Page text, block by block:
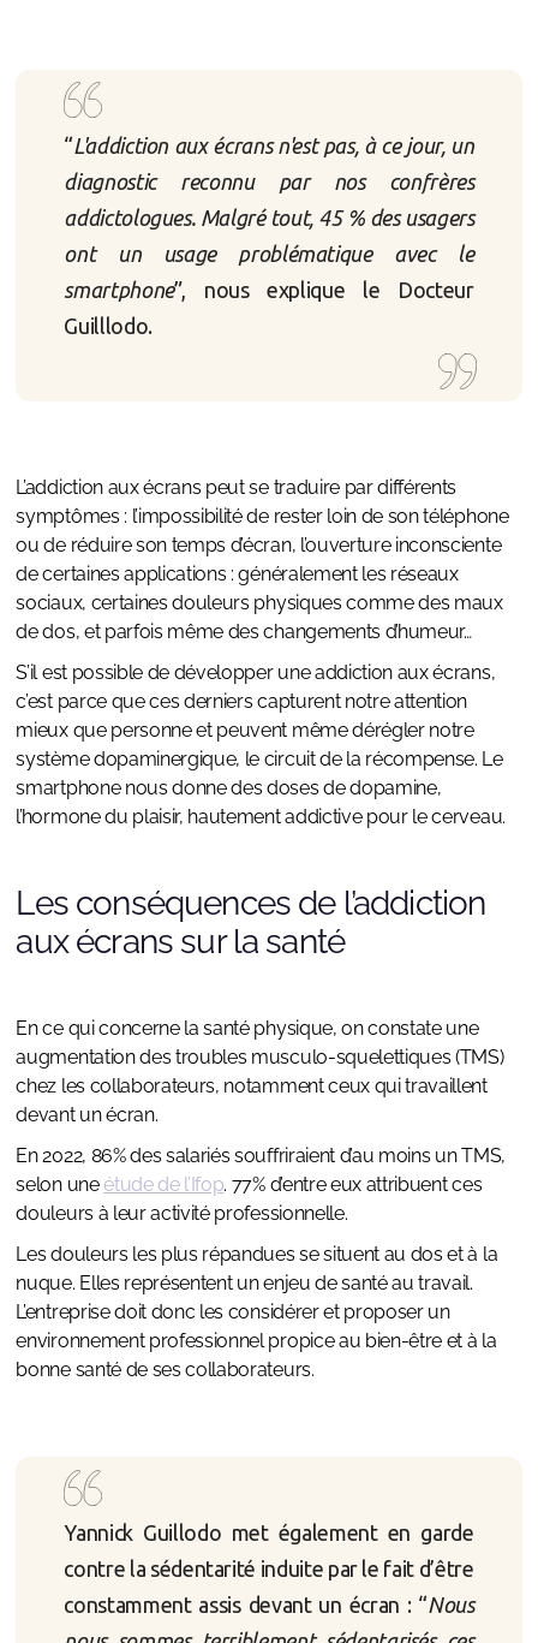
“L'addiction aux écrans n'est pas, à ce jour, un
diagnostic reconnu par nos confrères
addictologues. Malgré tout, 45 % des usagers
ont un usage problématique avec le
smartphone”, nous explique le Docteur
Guilllodo.
L’addiction aux écrans peut se traduire par différents
symptômes : l’impossibilité de rester loin de son téléphone
ou de réduire son temps d’écran, l’ouverture inconsciente
de certaines applications : généralement les réseaux
sociaux, certaines douleurs physiques comme des maux
de dos, et parfois même des changements d’humeur…
S’il est possible de développer une addiction aux écrans,
c’est parce que ces derniers capturent notre attention
mieux que personne et peuvent même dérégler notre
système dopaminergique, le circuit de la récompense. Le
smartphone nous donne des doses de dopamine,
l’hormone du plaisir, hautement addictive pour le cerveau.
Les conséquences de l’addiction
aux écrans sur la santé
En ce qui concerne la santé physique, on constate une
augmentation des troubles musculo-squelettiques (TMS)
chez les collaborateurs, notamment ceux qui travaillent
devant un écran.
En 2022, 86% des salariés souffriraient d’au moins un TMS,
selon uneétude de l’Ifop. 77% d’entre eux attribuent ces
douleurs à leur activité professionnelle.
Les douleurs les plus répandues se situent au dos et à la
nuque. Elles représentent un enjeu de santé au travail.
L’entreprise doit donc les considérer et proposer un
environnement professionnel propice au bien-être et à la
bonne santé de ses collaborateurs.
Yannick Guillodo met également en garde
contre la sédentarité induite par le fait d’être
constamment assis devant un écran : “Nous